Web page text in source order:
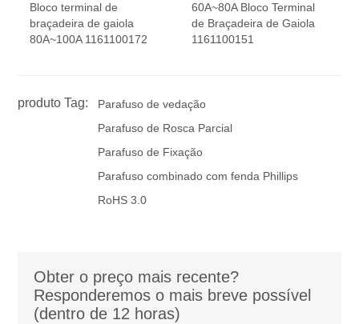
Bloco terminal de
braçadeira de gaiola
80A~100A 1161100172
60A~80A Bloco Terminal
de Braçadeira de Gaiola
1161100151
produto Tag:
Parafuso de vedação
Parafuso de Rosca Parcial
Parafuso de Fixação
Parafuso combinado com fenda Phillips
RoHS 3.0
Obter o preço mais recente?
Responderemos o mais breve possível
(dentro de 12 horas)